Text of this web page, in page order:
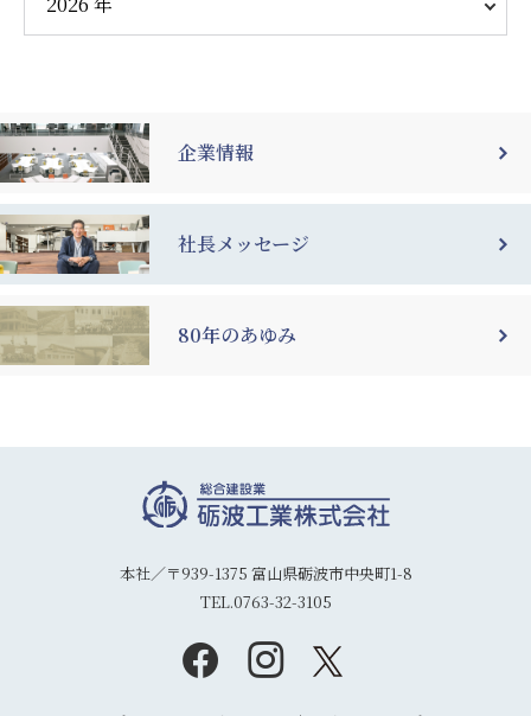
企業情報
社長メッセージ
80年のあゆみ
本社／〒939-1375 富山県砺波市中央町1-8
TEL.0763-32-3105